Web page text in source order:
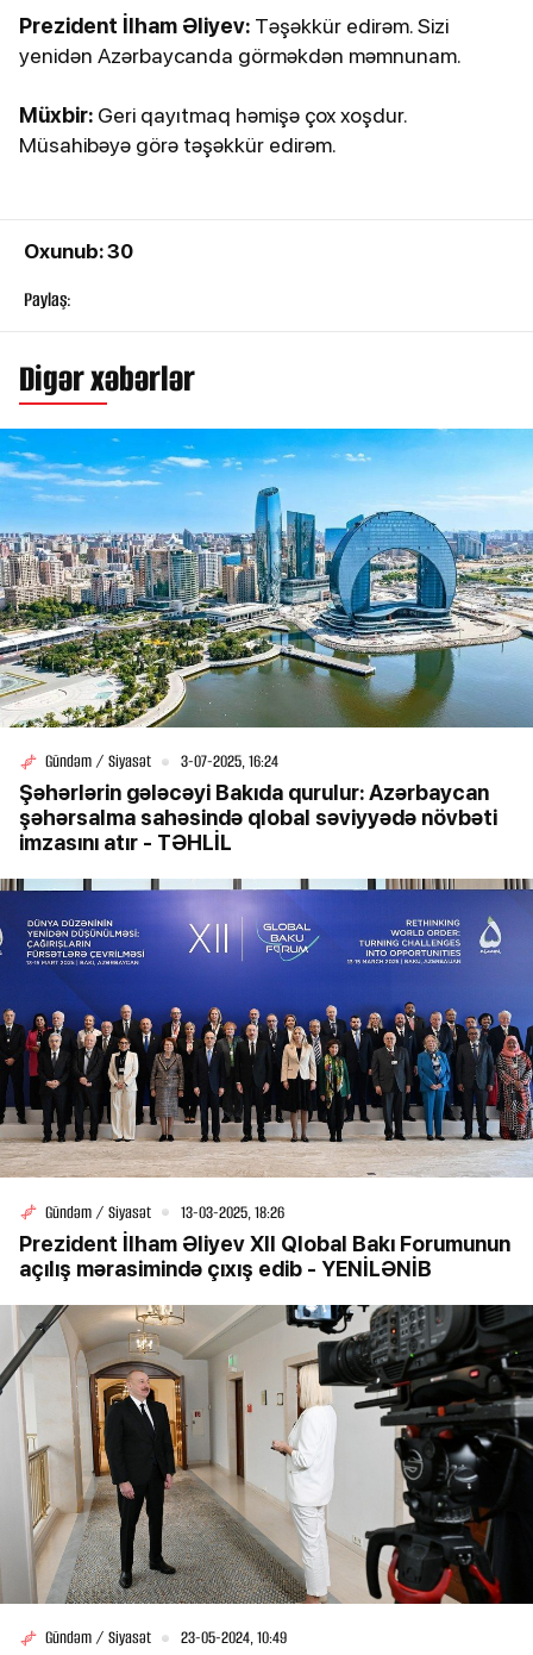
Prezident İlham Əliyev: Təşəkkür edirəm. Sizi
yenidən Azərbaycanda görməkdən məmnunam.
Müxbir: Geri qayıtmaq həmişə çox xoşdur.
Müsahibəyə görə təşəkkür edirəm.
Oxunub: 30
Paylaş:
Digər xəbərlər
Gündəm / Siyasət 3-07-2025, 16:24
Şəhərlərin gələcəyi Bakıda qurulur: Azərbaycan
şəhərsalma sahəsində qlobal səviyyədə növbəti
imzasını atır - TƏHLİL
Gündəm / Siyasət 13-03-2025, 18:26
Prezident İlham Əliyev XII Qlobal Bakı Forumunun
açılış mərasimində çıxış edib - YENİLƏNİB
Gündəm / Siyasət 23-05-2024, 10:49